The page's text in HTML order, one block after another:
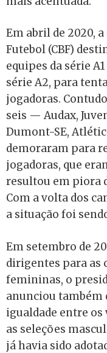
Em abril de 2020,
Futebol (CBF)
equipes da série
série A2, para
jogadoras.
seis — Audax,
Dumont-SE,
demoraram para
jogadoras, que
resultou em piora
Com a volta dos
a situação foi
Em setembro de
dirigentes para as
femininas, o
anunciou também
igualdade entre
as seleções
já havia sido